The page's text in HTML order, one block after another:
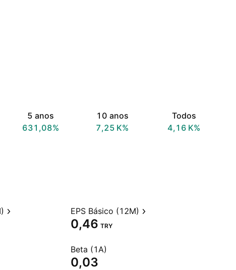
5 anos
631,08%
10 anos
‪7,25 K‬%
Todos
‪4,16 K‬%
EPS Básico (12M)
0,46 TRY
Beta (1A)
0,03